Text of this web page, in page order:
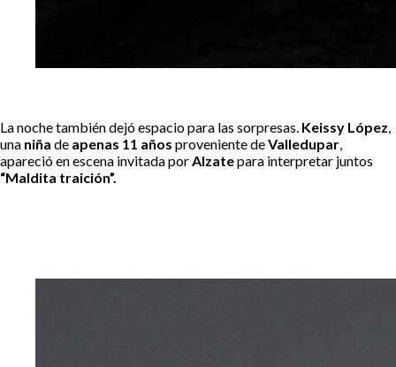
La noche también dejó espacio para las sorpresas. Keissy López
una niña de apenas 11 años proveniente deValledupar
apareció en escena invitada por Alzatepara interpretar juntos
“Maldita traición”.